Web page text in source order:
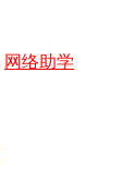
网络助学